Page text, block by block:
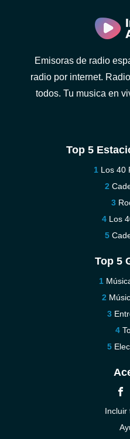
Emisoras de radio
radio por internet.
todos. Tu musica en
Top 5
Los 40
Los
Top 5
Incluir